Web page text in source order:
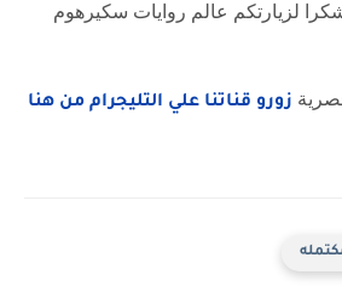
لزيارتكم عالم روايات سكيرهوم
زورو قناتنا علي التليجرام من هنا